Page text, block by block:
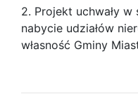
2. Projekt uchwały
nabycie udziałów
własność Gminy